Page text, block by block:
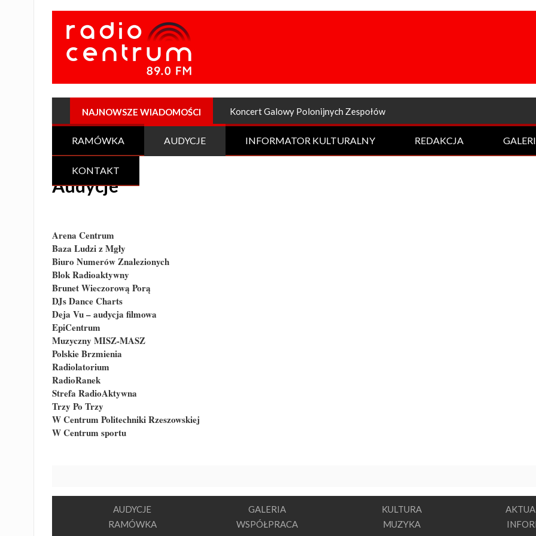
NAJNOWSZE WIADOMOŚCI Koncert Galowy Polonijnych Zespołów
RAMÓWKA AUDYCJE INFORMATOR KULTURALNY REDAKCJA
KONTAKT
Audycje
Arena Centrum
Baza Ludzi z Mgły
Biuro Numerów Znalezionych
Blok Radioaktywny
Brunet Wieczorową Porą
DJs Dance Charts
Deja Vu – audycja filmowa
EpiCentrum
Muzyczny MISZ-MASZ
Polskie Brzmienia
Radiolatorium
RadioRanek
Strefa RadioAktywna
Trzy Po Trzy
W Centrum Politechniki Rzeszowskiej
W Centrum sportu
AUDYCJE
RAMÓWKA
GALERIA
WSPÓŁPRACA
KULTURA
MUZYKA